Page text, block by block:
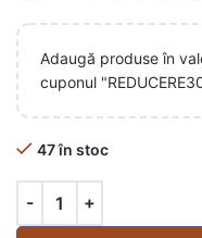
Adaugă produse în
cuponul
47 în stoc